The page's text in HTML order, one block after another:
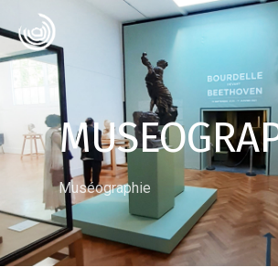
Muséographie